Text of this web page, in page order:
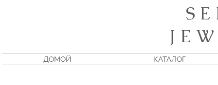
S
J E
ДОМОЙ КАТАЛОГ